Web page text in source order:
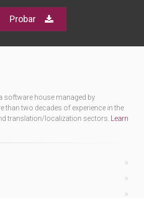
Probar
software house managed by
than two decades of experience in the
translation/localization sectors.
Learn